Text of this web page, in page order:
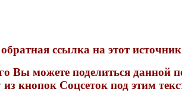
ссылка на этот
Вы можете поделиться данной
кнопок Соцсеток под этим